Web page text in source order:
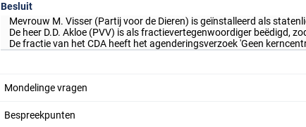
Besluit
Mevrouw M. Visser (Partij voor de Dieren) is geïnstalleerd als
De heer D.D. Akloe (PVV) is als fractievertegenwoordiger beëdigd,
De fractie van het CDA heeft het agenderingsverzoek 'Geen
Mondelinge vragen
Bespreekpunten